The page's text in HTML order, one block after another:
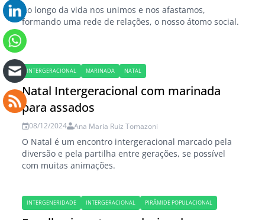
Ao longo da vida nos unimos e nos afastamos,
formando uma rede de relações, o nosso átomo social.
INTERGERACIONAL MARINADA NATAL
Natal Intergeracional com marinada
para assados
08/12/2024 Ana Maria Ruiz Tomazoni
O Natal é um encontro intergeracional marcado pela
diversão e pela partilha entre gerações, se possível
com muitas animações.
INTERGENERIDADE INTERGERACIONAL PIRÂMIDE POPULACIONAL